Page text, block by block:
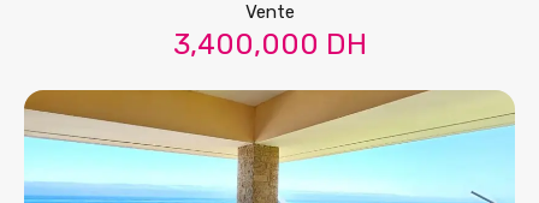
Vente
3,400,000 DH